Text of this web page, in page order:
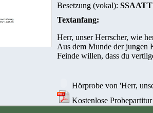
Besetzung (vokal):
Textanfang:
Herr, unser Herrscher, wie
Aus dem Munde der jungen
Feinde willen, dass du
Hörprobe von 'Herr,
Kostenlose